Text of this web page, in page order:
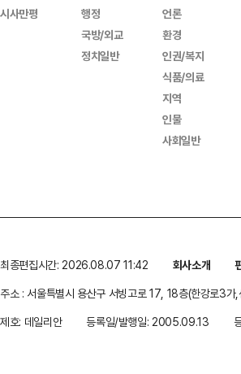
시사만평
행정
국방/외교
정치일반
언론
환경
인권/복지
식품/의료
지역
인물
사회일반
최종편집시간: 2026.08.07 11:42 회사소개
주소 : 서울특별시 용산구 서빙고로 17, 18층(한강로3가
제호: 데일리안
등록일/발행일: 2005.09.13